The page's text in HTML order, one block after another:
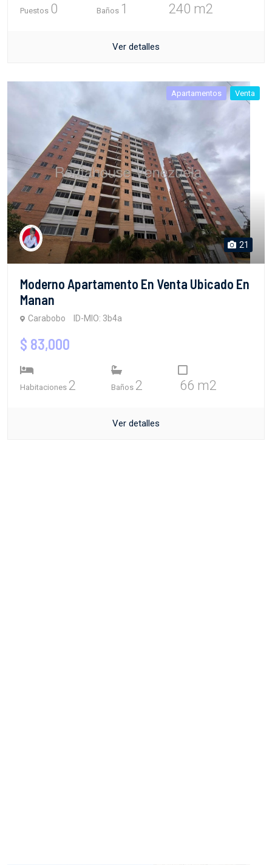
Puestos 0 Baños 1 240 m2
Ver detalles
Apartamentos Venta
21
Moderno Apartamento En Venta Ubicado En
Manan
Carabobo ID-MIO: 3b4a
$ 83,000
Habitaciones 2 Baños 2 66 m2
Ver detalles